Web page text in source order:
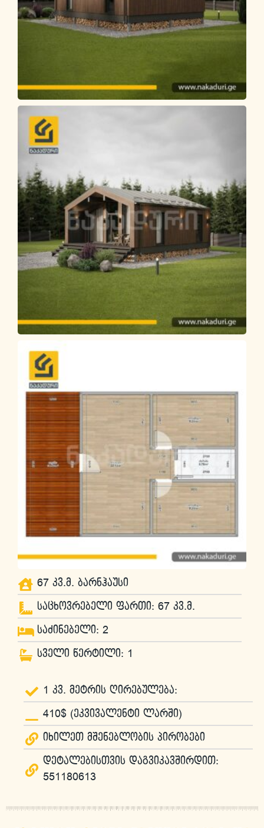
67 კვ.მ. ბარნჰაუსი
საცხოვრებელი ფართი: 67 კვ.მ.
საძინებელი: 2
სველი წერტილი: 1
1 კვ. მეტრის ღირებულება:
410$ (ეკვივალენტი ლარში)
იხილეთ მშენებლობის პირობები
დეტალებისთვის დაგვიკავშირდით:
551180613